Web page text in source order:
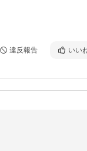
違反報告 いい